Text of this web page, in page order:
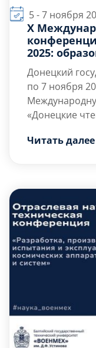
5 - 7 ноября
X
2025:
инновации,
Донецкий
по 7 ноября
«Донецкие
сферы,
уровня
Читать далее